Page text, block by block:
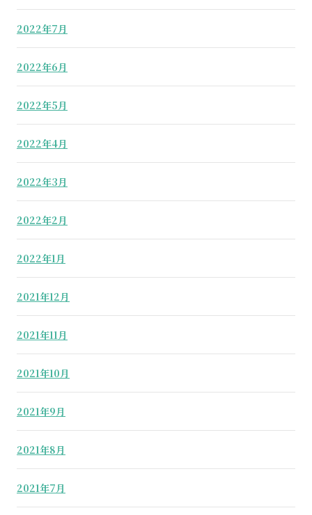
2022年7月
2022年6月
2022年5月
2022年4月
2022年3月
2022年2月
2022年1月
2021年12月
2021年11月
2021年10月
2021年9月
2021年8月
2021年7月